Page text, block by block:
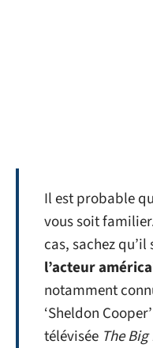
Il est probable
vous soit
cas, sachez
l’acteur
notamment
‘Sheldon
télévisée The